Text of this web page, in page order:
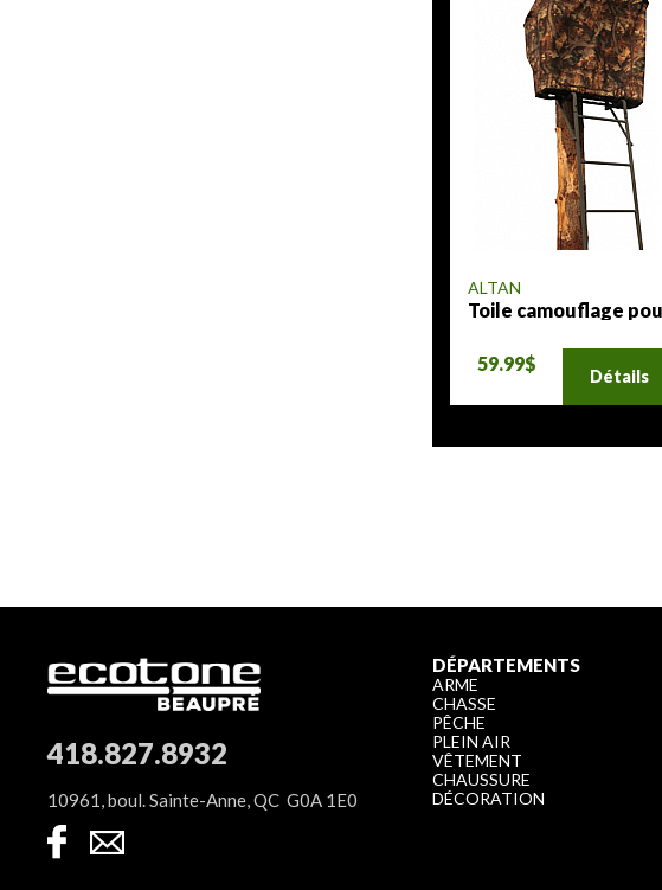
ALTAN
Toile camouflage
59.99$
Détails
418.827.8932
10961, boul. Sainte-Anne, QC G0A 1E0
DÉPARTEMENTS
ARME
CHASSE
PÊCHE
PLEIN AIR
VÊTEMENT
CHAUSSURE
DÉCORATION